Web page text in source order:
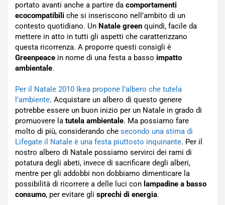
portato avanti anche a partire da comportamenti
ecocompatibili che si inseriscono nell’ambito di un
contesto quotidiano. Un Natale green quindi, facile da
mettere in atto in tutti gli aspetti che caratterizzano
questa ricorrenza. A proporre questi consigli è
Greenpeace in nome di una festa a basso impatto
ambientale.
Per il Natale 2010 Ikea propone l’albero che tutela
l’ambiente. Acquistare un albero di questo genere
potrebbe essere un buon inizio per un Natale in grado di
promuovere la tutela ambientale. Ma possiamo fare
molto di più, considerando che secondo una stima di
Lifegate il Natale è una festa piuttosto inquinante. Per il
nostro albero di Natale possiamo servirci dei rami di
potatura degli abeti, invece di sacrificare degli alberi,
mentre per gli addobbi non dobbiamo dimenticare la
possibilità di ricorrere a delle luci con lampadine a basso
consumo, per evitare gli sprechi di energia.